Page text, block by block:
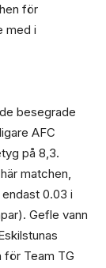
för
med i
besegrade
AFC
på 8,3.
matchen,
0.03 i
Gefle vann
för Team TG